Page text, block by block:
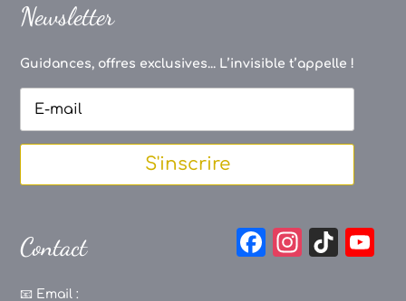
Newsletter
Guidances, offres exclusives... L’invisible t’appelle !
S'inscrire
Contact
📧 Email :
F
In Ti